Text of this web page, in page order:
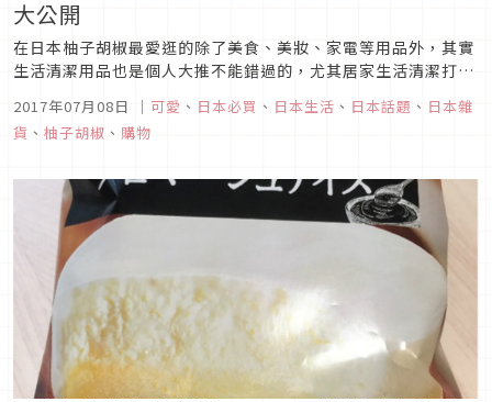
大公開
在日本柚子胡椒最愛逛的除了美食、美妝、家電等用品外，其實
生活清潔用品也是個人大推不能錯過的，尤其居家生活清潔打掃
效果，真的是一舉兩得啊!這次就來介紹大受日本家庭主婦們愛
戴的「激落ち君」系列清潔用品，讓家中不論是客廳、浴室或難
2017年07月08日 ｜ 可愛 、 日本必買 、 日本生活 、 日本話題 、 日本雜
貨 、 柚子胡椒 、 購物